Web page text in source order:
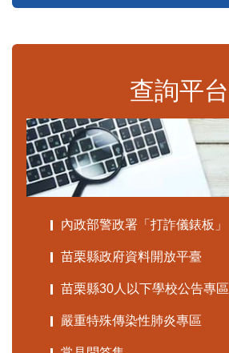
查詢平台
內政部警政署「打詐儀錶板」
苗栗縣政府資料開放平臺
苗栗縣30人以下學校公告專區
嚴重特殊傳染性肺炎專區